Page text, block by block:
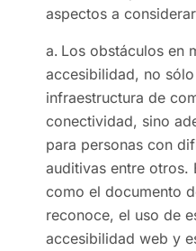
aspectos a
Los obstáculos en
accesibilidad, no
infraestructura de
conectividad, sino
para personas con
auditivas entre otros.
como el documento
reconoce, el uso de
accesibilidad web y